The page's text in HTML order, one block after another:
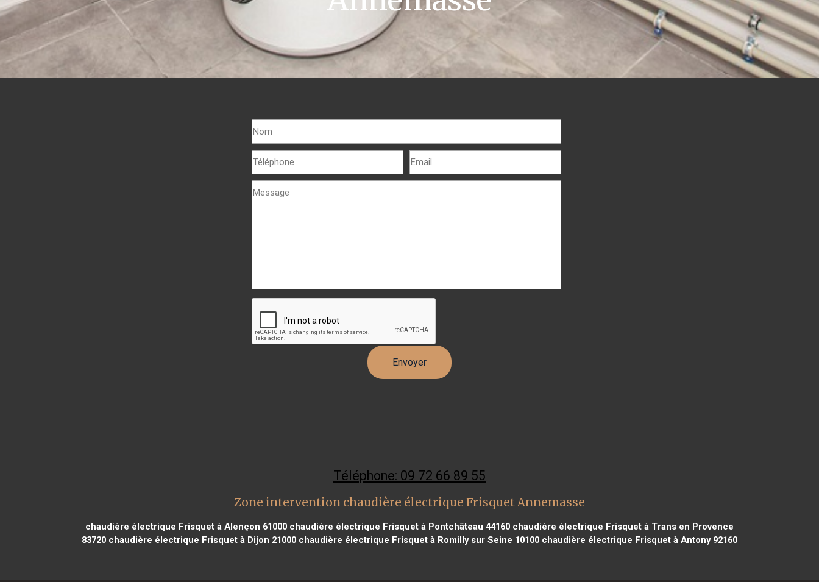
Téléphone: 09 72 66 89 55
Zone intervention chaudière électrique Frisquet Annemasse
chaudière électrique Frisquet à Alençon 61000 chaudière électrique Frisquet à Pontchâteau 44160 chaudière électrique Frisquet à Trans en Provence
83720 chaudière électrique Frisquet à Dijon 21000 chaudière électrique Frisquet à Romilly sur Seine 10100 chaudière électrique Frisquet à Antony 92160